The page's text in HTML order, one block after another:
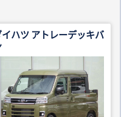
ハツ アトレーデッキバ